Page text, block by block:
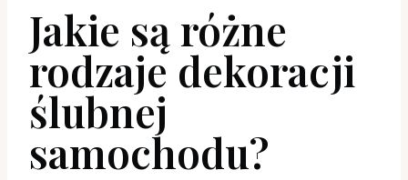
Jakie są różne
rodzaje dekoracji
ślubnej
samochodu?